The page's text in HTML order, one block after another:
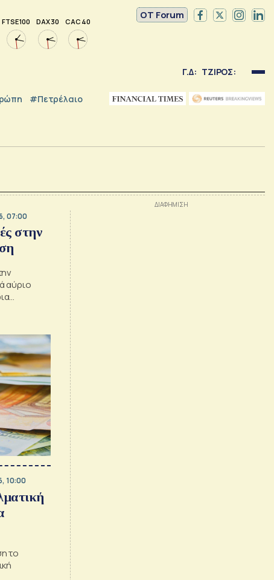
FTSE 100 DAX 30 CAC 40
OT Forum
Γ.Δ: ΤΖΙΡΟΣ:
#Πετρέλαιο
07:00
στην
αύριο
10:00
το